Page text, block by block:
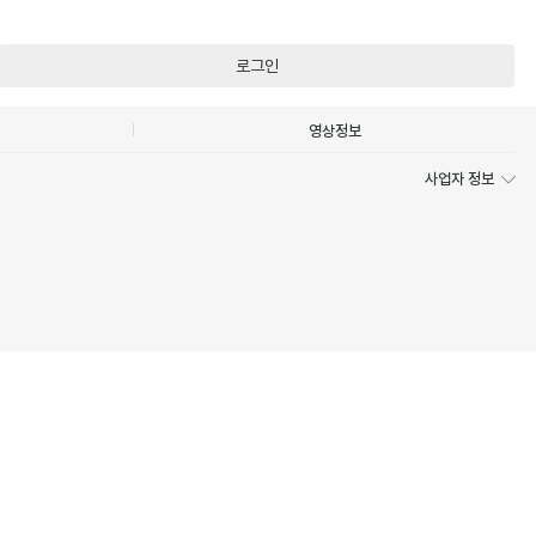
로그인
영상정보
사업자 정보